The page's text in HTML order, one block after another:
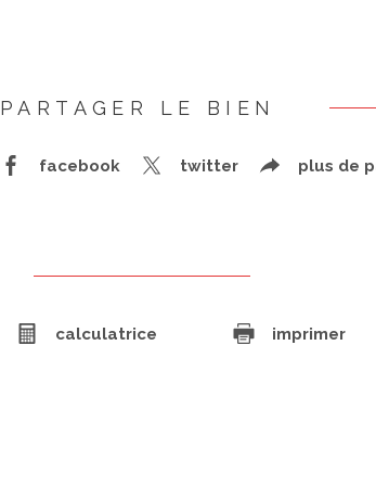
PARTAGER LE BIEN
facebook twitter plus de
calculatrice imprimer